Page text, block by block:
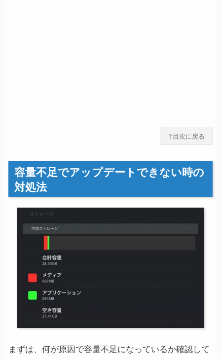
↑目次に戻る
容量不足でアップデートできない時の
対処法
まずは、何が原因で容量不足になっているか確認して